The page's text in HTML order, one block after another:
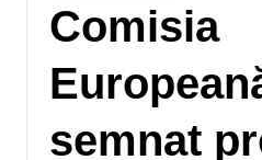
Comisia
semnat